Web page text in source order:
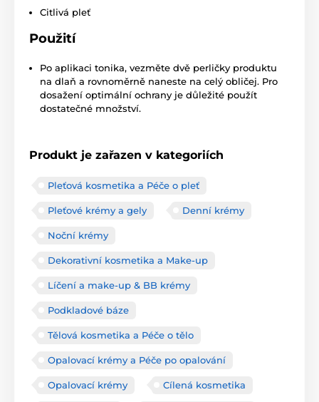
Citlivá pleť
Použití
Po aplikaci tonika, vezměte dvě perličky produktu
na dlaň a rovnoměrně naneste na celý obličej. Pro
dosažení optimální ochrany je důležité použít
dostatečné množství.
Produkt je zařazen v kategoriích
Pleťová kosmetika a Péče o pleť
Pleťové krémy a gely Denní krémy
Noční krémy
Dekorativní kosmetika a Make-up
Líčení a make-up & BB krémy
Podkladové báze
Tělová kosmetika a Péče o tělo
Opalovací krémy a Péče po opalování
Opalovací krémy Cílená kosmetika